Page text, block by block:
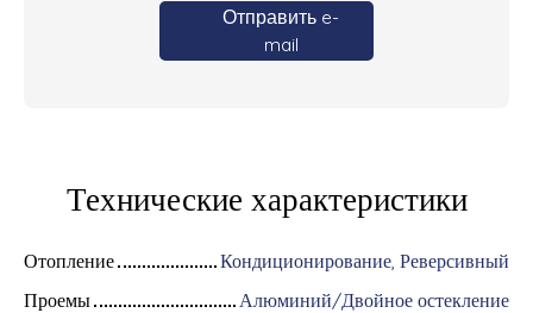
Отправить e-
mail
Технические характеристики
Отопление
Кондиционирование, Реверсивный
Проемы
Алюминий/Двойное остекление